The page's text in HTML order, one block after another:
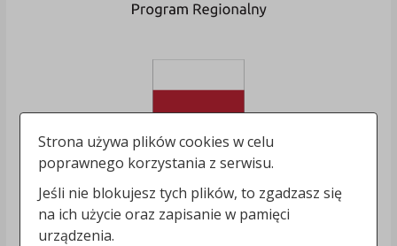
Strona używa plików cookies w celu
poprawnego korzystania z serwisu.
Jeśli nie blokujesz tych plików, to zgadzasz się
na ich użycie oraz zapisanie w pamięci
urządzenia.